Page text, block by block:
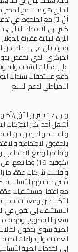
الخارج هو ما سمح للمصرف
كبيرٍ في الاقتصاد
الليرة اللبنانية مقارنة
قدرةَ لبنان على سداد ثمن
المركزي، الذي انخفض
على عمليات السّحب
دفع مستحقات سندات
الاحتياطي لدعم السلع.
أشعل أحد أكبر التحرّكات
والفساد والحرمان من
بالحقوق الاجتماعية
وتفاقم الوضع الاجتماعي
وأفلست شركات عدّة، ما
تأمين حاجياتهم
مع افتقار مستشفيات عدّة
الأكسجين ومعدات تنفسية
الاستشفاء إلى نقصٍ في
سعتها القصوى. وبهدف
الطبية سوى بدخول
العمليات والإجراءات
إلى الخدمات الطبية